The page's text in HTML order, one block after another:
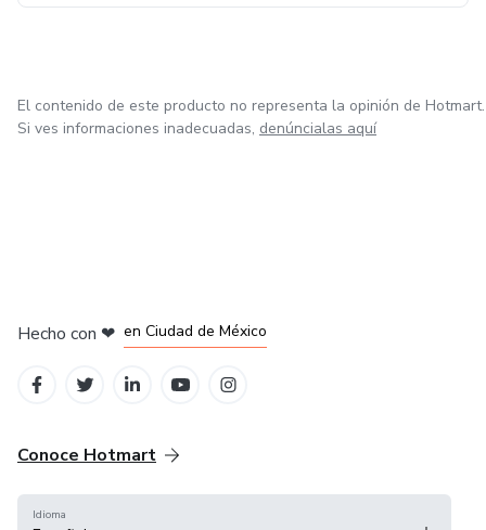
El contenido de este producto no representa la opinión de Hotmart.
Si ves informaciones inadecuadas, denúncialas aquí
Hecho con ❤ en Ciudad de México
Conoce Hotmart
Idioma